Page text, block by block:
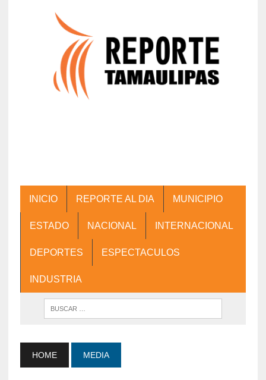
INICIO REPORTE AL DIA MUNICIPIO
ESTADO NACIONAL INTERNACIONAL
DEPORTES ESPECTACULOS
INDUSTRIA
HOME MEDIA